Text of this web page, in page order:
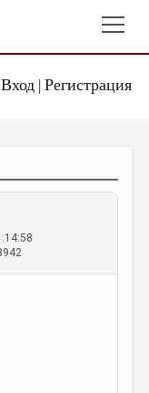
Вход| Регистрация